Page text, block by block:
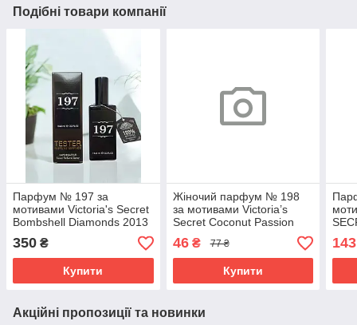
Подібні товари компанії
Парфум № 197 за
мотивами Victoria's Secret
Bombshell Diamonds 2013
(Вікторія Сікрет Бомбшелл
Діамантс 2013) 65 мл
350 ₴
Купити
Жіночий парфум № 198
за мотивами Victoria’s
Secret Coconut Passion
Пешн) 12 мл. ОПТ
46₴ 77 ₴
Купити
143
Акційні пропозиції та новинки